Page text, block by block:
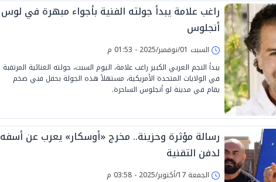
راغب علامة يبدأ جولته الفنية بأجواء مبهرة في لوس
أنجلوس
السبت 01/نوفمبر/2025 - 01:53 م
يبدأ النجم العربي الكبير راغب علامة، اليوم السبت، جولته الغنائية المرتقبة
في الولايات المتحدة الأمريكية، مستهلاً هذه الجولة بحفل فني ضخم
يقام في مدينة لو أنجلوس الساحرة.
رسالة مؤثرة وحزينة.. مخرج «أوسكار» يعرب عن أسفه
لدفن التقنية
الجمعة 17/أكتوبر/2025 - 03:58 م